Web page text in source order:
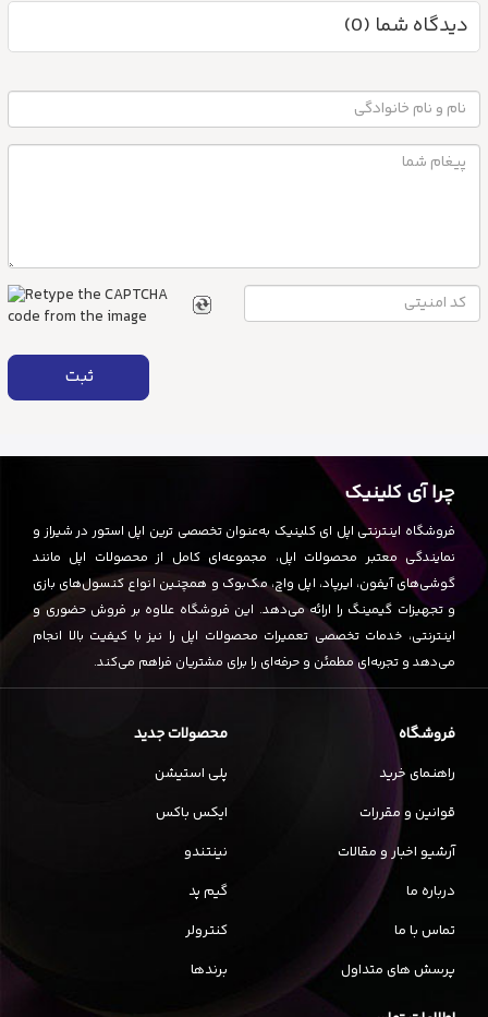
دیدگاه شما (0)
ثبت
چرا آی کلینیک
فروشگاه اینترنتی اپل ای کلینیک به‌عنوان تخصصی ترین اپل استور در شیراز و
نمایندگی معتبر محصولات اپل، مجموعه‌ای کامل از محصولات اپل مانند
گوشی‌های آیفون، ایرپاد، اپل واچ، مک‌بوک و همچنین انواع کنسول‌های بازی
و تجهیزات گیمینگ را ارائه می‌دهد. این فروشگاه علاوه بر فروش حضوری و
اینترنتی، خدمات تخصصی تعمیرات محصولات اپل را نیز با کیفیت بالا انجام
می‌دهد و تجربه‌ای مطمئن و حرفه‌ای را برای مشتریان فراهم می‌کند.
فروشگاه
راهنمای خرید
قوانین و مقررات
آرشیو اخبار و مقالات
درباره ما
تماس با ما
پرسش های متداول
محصولات جدید
پلی استیشن
ایکس باکس
نینتندو
گیم پد
کنترولر
برندها